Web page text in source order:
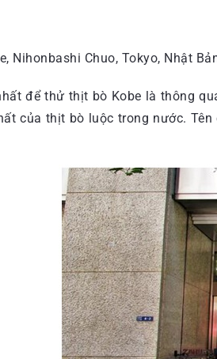
Nihonbashi Chuo, Tokyo, Nhật
để thử thịt bò Kobe là thông
của thịt bò luộc trong nước.